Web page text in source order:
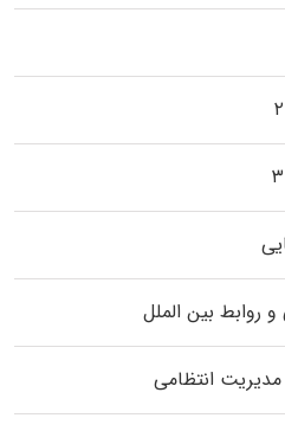
روابط بین الملل
انتظامی